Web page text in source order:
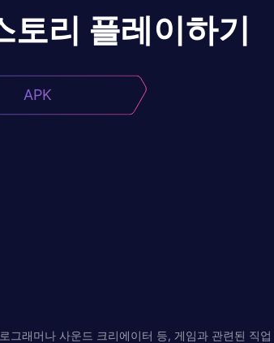
토리 플레이하기
APK
래머나 사운드 크리에이터 등, 게임과 관련된 직